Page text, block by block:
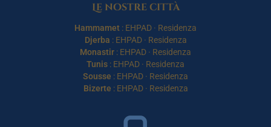
Le nostre città
Hammamet : EHPAD · Residenza
Djerba : EHPAD· Residenza
Monastir : EHPAD · Residenza
Tunis : EHPAD · Residenza
Sousse : EHPAD · Residenza
Bizerte : EHPAD· Residenza